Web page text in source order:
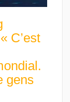
C’est
gens